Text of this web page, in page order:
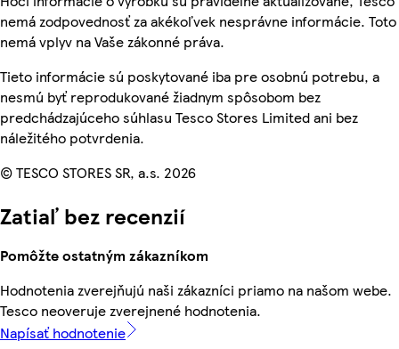
nemá zodpovednosť za akékoľvek nesprávne informácie. Toto
nemá vplyv na Vaše zákonné práva.
Tieto informácie sú poskytované iba pre osobnú potrebu, a
nesmú byť reprodukované žiadnym spôsobom bez
predchádzajúceho súhlasu Tesco Stores Limited ani bez
náležitého potvrdenia.
© TESCO STORES SR, a.s. 2026
Zatiaľ bez recenzií
Pomôžte ostatným zákazníkom
Hodnotenia zverejňujú naši zákazníci priamo na našom webe.
Tesco neoveruje zverejnené hodnotenia.
Napísať hodnotenie